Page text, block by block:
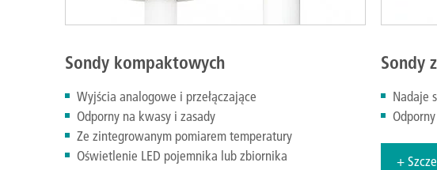
Sondy kompaktowych
Wyjścia analogowe i przełączające
Odporny na kwasy i zasady
Ze zintegrowanym pomiarem temperatury
Oświetlenie LED pojemnika lub zbiornika
Sondy
Nadaje
+